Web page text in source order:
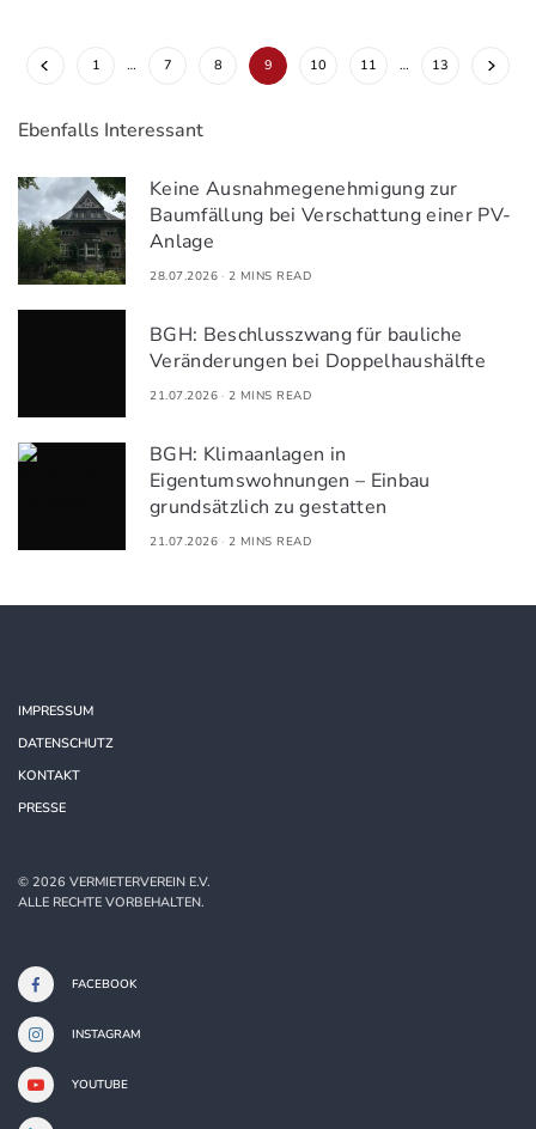
1 … 7 8 9 10 11 … 13
Ebenfalls Interessant
Keine Ausnahmegenehmigung zur
Baumfällung bei Verschattung einer PV-
Anlage
28.07.2026 2 MINS READ
BGH: Beschlusszwang für bauliche
Veränderungen bei Doppelhaushälfte
21.07.2026 2 MINS READ
BGH: Klimaanlagen in
Eigentumswohnungen – Einbau
grundsätzlich zu gestatten
21.07.2026 2 MINS READ
IMPRESSUM
DATENSCHUTZ
KONTAKT
PRESSE
©2026 VERMIETERVEREIN E.V.
ALLE RECHTE VORBEHALTEN.
FACEBOOK
INSTAGRAM
YOUTUBE